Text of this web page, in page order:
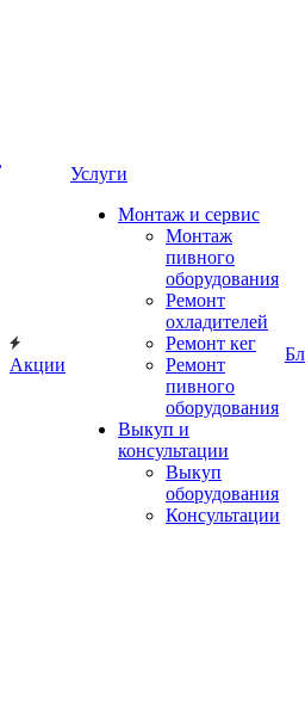
Акции
Услуги
Монтаж и сервис
Монтаж
пивного
оборудования
Ремонт
охладителей
Ремонт кег
Ремонт
пивного
оборудования
Выкуп и
консультации
Выкуп
оборудования
Консультации